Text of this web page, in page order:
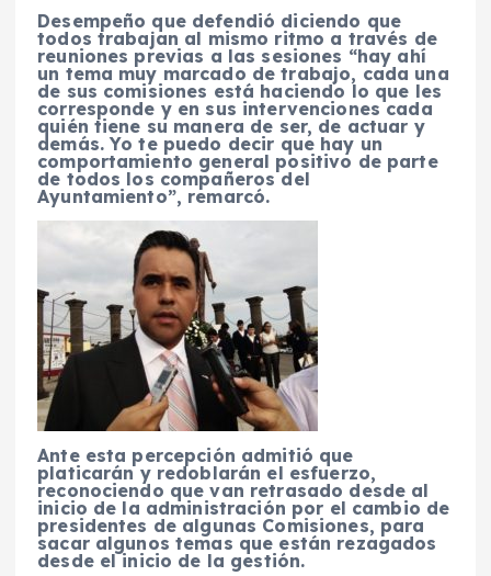
Desempeño que defendió diciendo que
todos trabajan al mismo ritmo a través de
reuniones previas a las sesiones “hay ahí
un tema muy marcado de trabajo, cada una
de sus comisiones está haciendo lo que les
corresponde y en sus intervenciones cada
quién tiene su manera de ser, de actuar y
demás. Yo te puedo decir que hay un
comportamiento general positivo de parte
de todos los compañeros del
Ayuntamiento”, remarcó.
Ante esta percepción admitió que
platicarán y redoblarán el esfuerzo,
reconociendo que van retrasado desde al
inicio de la administración por el cambio de
presidentes de algunas Comisiones, para
sacar algunos temas que están rezagados
desde el inicio de la gestión.